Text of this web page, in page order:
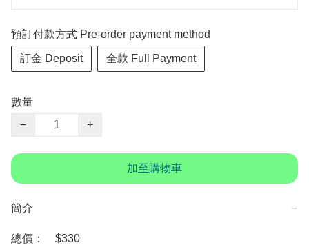
預訂付款方式 Pre-order payment method
訂金 Deposit 全款 Full Payment
數量
−
+
加至購物車
簡介 −
總價：　$330